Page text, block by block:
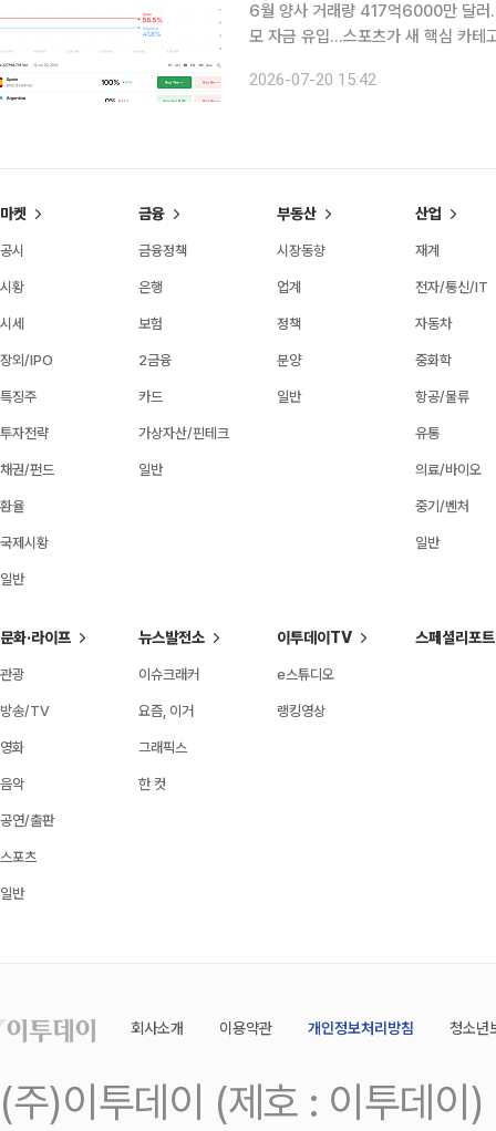
6월 양사 거래량 417억6000만 달러
모 자금 유입…스포츠가 새 핵심 카테
월드컵이 폴리마켓(Polymarket)과
2026-07-20 15:42
마켓
공시
시황
시세
장외/IPO
특징주
투자전략
채권/펀드
환율
국제시황
일반
금융
금융정책
은행
보험
2금융
카드
가상자산/핀테크
일반
부동산
시장동향
업계
정책
분양
일반
산업
재계
전자/통신/IT
자동차
중화학
항공/물류
유통
의료/바이오
중기/벤처
일반
문화·라이프
관광
방송/TV
영화
음악
공연/출판
스포츠
일반
뉴스발전소
이슈크래커
요즘, 이거
그래픽스
한 컷
이투데이TV
e스튜디오
랭킹영상
스페셜리포트
회사소개 이용약관 개인정보처리방침 청소년
(주)이투데이 (제호 : 이투데